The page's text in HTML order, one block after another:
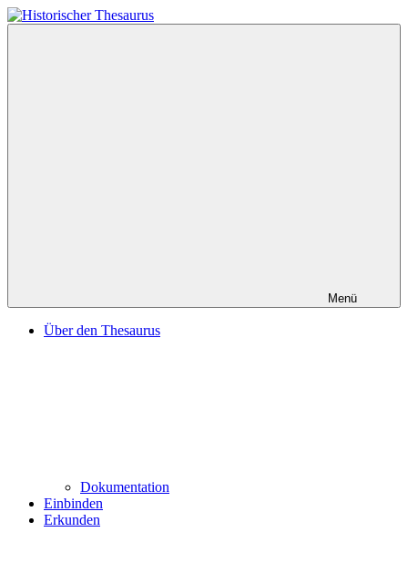
Zum
Inhalt
Menü
Über den Thesaurus
Dokumentation
Einbinden
Erkunden